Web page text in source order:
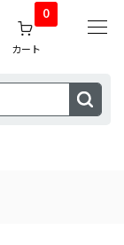
カート
0